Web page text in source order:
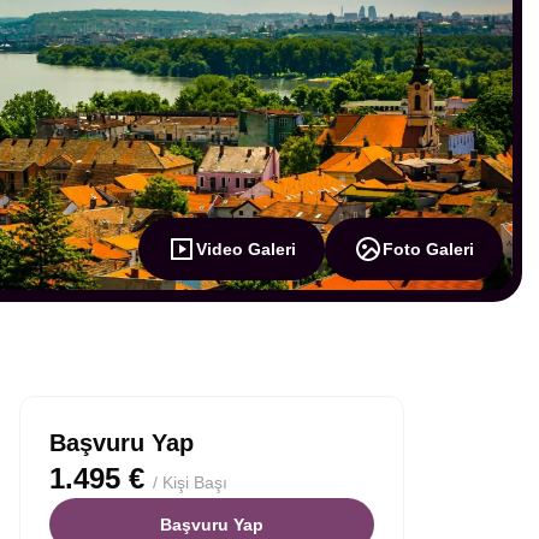
Video Galeri Foto Galeri
Başvuru Yap
1.495 € / Kişi Başı
Başvuru Yap